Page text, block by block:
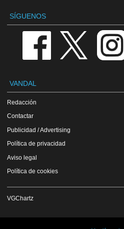
SÍGUENOS
VANDAL
Redacción
Contactar
Publicidad / Advertising
Política de privacidad
Aviso legal
Política de cookies
VGChartz